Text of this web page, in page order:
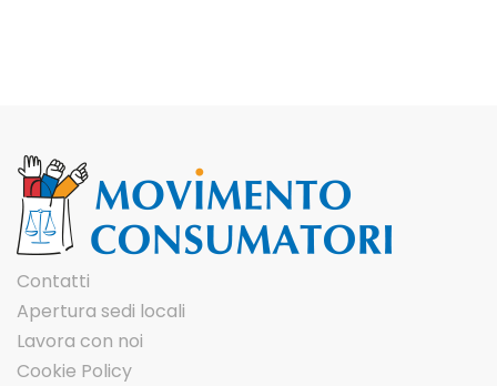
Contatti
Apertura sedi locali
Lavora con noi
Cookie Policy